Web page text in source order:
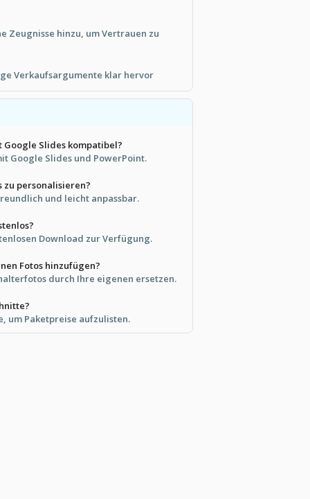
Zeugnisse hinzu, um Vertrauen zu
Verkaufsargumente klar hervor
Slides kompatibel?
Google Slides und PowerPoint.
zu personalisieren?
und leicht anpassbar.
Download zur Verfügung.
Fotos hinzufügen?
durch Ihre eigenen ersetzen.
um Paketpreise aufzulisten.